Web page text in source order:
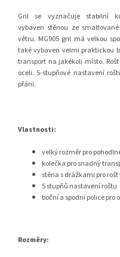
Gril se vyznačuje stabilní
vybaven stěnou ze
větru. MG905 gril má velkou
také vybaven velmi praktickou
transport na jakékoli místo.
oceli. 5-stupňové nastavení
přání.
Vlastnosti:
velký rozměr pro
kolečka pro snadný
stěna s drážkami pro
5 stupňů nastavení roštu
boční a spodní police pro
Rozměry: